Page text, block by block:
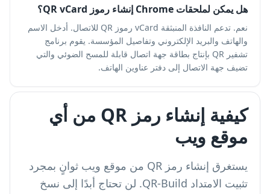
هل يمكن لملحقات Chrome إنشاء رموز QR vCard؟
نعم. تدعم النافذة المنبثقة vCard رموز QR للاتصال. أدخل الاسم
والهاتف والبريد الإلكتروني وتفاصيل المؤسسة. يقوم برنامج
تشفير QR بإنتاج بطاقة جهة اتصال قابلة للمسح الضوئي والتي
تضيف جهة الاتصال إلى دفتر عناوين الهاتف.
كيفية إنشاء رمز QR من أي
موقع ويب
يستغرق إنشاء رمز QR من موقع ويب ثوانٍ بمجرد
تثبيت الامتداد QR-Build. لن تحتاج أبدًا إلى نسخ